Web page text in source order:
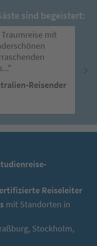
sind begeistert:
mit
Reisender
Reiseleiter
mit Standorten in
Stockholm,